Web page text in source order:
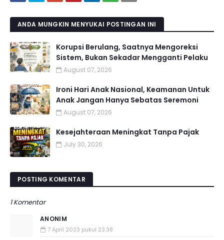
ANDA MUNGKIN MENYUKAI POSTINGAN INI
Korupsi Berulang, Saatnya Mengoreksi
Sistem, Bukan Sekadar Mengganti Pelaku
August 07, 2026
Ironi Hari Anak Nasional, Keamanan Untuk
Anak Jangan Hanya Sebatas Seremoni
August 07, 2026
Kesejahteraan Meningkat Tanpa Pajak
July 30, 2026
POSTING KOMENTAR
1 Komentar
ANONIM
7 April 2023 pukul 23.38